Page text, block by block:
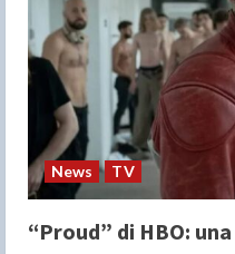
News TV
“Proud” di HBO: